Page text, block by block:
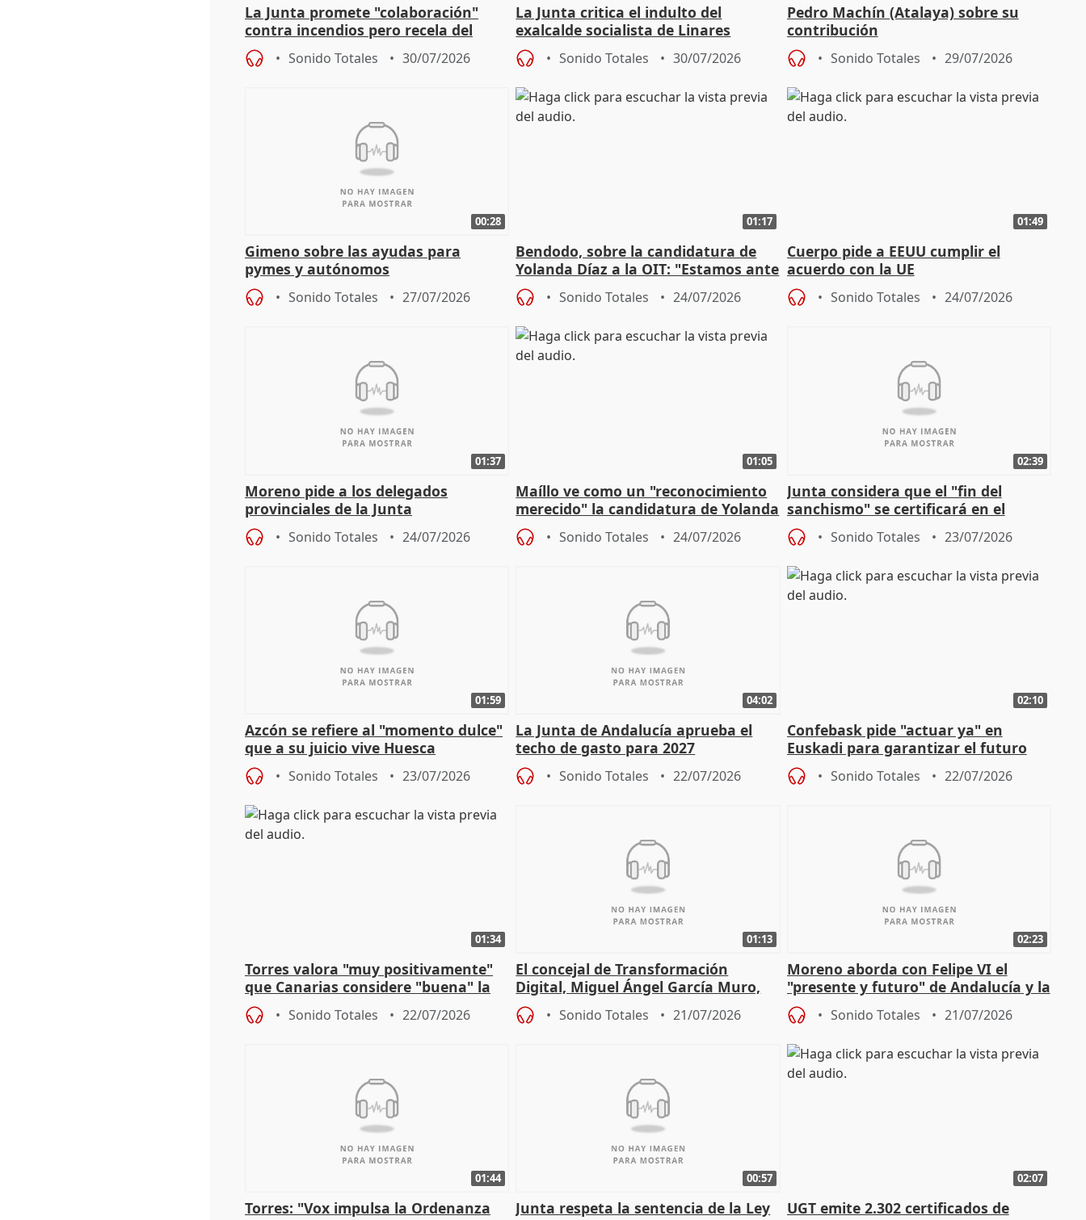
La Junta promete "colaboración"
contra incendios pero recela del
pacto de Estado de Sánchez
Sonido Totales 30/07/2026
La Junta critica el indulto del
exalcalde socialista de Linares
"condenado por corrupción"
Sonido Totales 30/07/2026
Pedro Machín (Atalaya) sobre su
contribución
Sonido Totales 29/07/2026
00:28
Gimeno sobre las ayudas para
pymes y autónomos
Sonido Totales 27/07/2026
01:17
Bendodo, sobre la candidatura de
Yolanda Díaz a la OIT: "Estamos ante
un plan de evacuación"
Sonido Totales 24/07/2026
01:49
Cuerpo pide a EEUU cumplir el
acuerdo con la UE
Sonido Totales 24/07/2026
01:37
Moreno pide a los delegados
provinciales de la Junta
"determinación para afrontar los
retos", diálog
Sonido Totales 24/07/2026
01:05
Maíllo ve como un "reconocimiento
merecido" la candidatura de Yolanda
Díaz a la OIT
Sonido Totales 24/07/2026
02:39
Junta considera que el "fin del
sanchismo" se certificará en el
Congreso con la "caída" del techo de
Sonido Totales 23/07/2026
01:59
Azcón se refiere al "momento dulce"
que a su juicio vive Huesca
Sonido Totales 23/07/2026
04:02
La Junta de Andalucía aprueba el
techo de gasto para 2027
Sonido Totales 22/07/2026
02:10
Confebask pide "actuar ya" en
Euskadi para garantizar el futuro
con un pacto de país
Sonido Totales 22/07/2026
01:34
Torres valora "muy positivamente"
que Canarias considere "buena" la
propuesta del CPFF
Sonido Totales 22/07/2026
01:13
El concejal de Transformación
Digital, Miguel Ángel García Muro,
sobre la Ordenanza del Dato
Sonido Totales 21/07/2026
02:23
Moreno aborda con Felipe VI el
"presente y futuro" de Andalucía y la
preocupación por los incendios
Sonido Totales 21/07/2026
01:44
Torres: "Vox impulsa la Ordenanza
00:57
Junta respeta la sentencia de la Ley
02:07
UGT emite 2.302 certificados de